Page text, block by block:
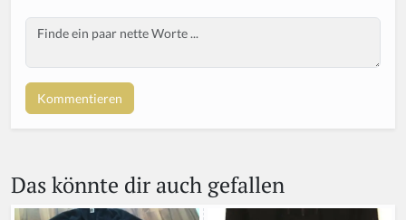
Body
Das könnte dir auch gefallen